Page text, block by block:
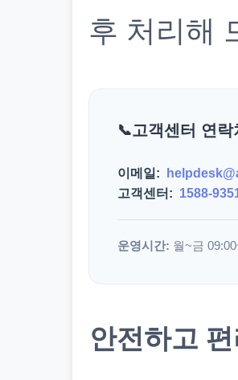
후 처리해
고객센터 연락
이메일:
고객센터: 1588-
운영시간: 월~금
안전하고